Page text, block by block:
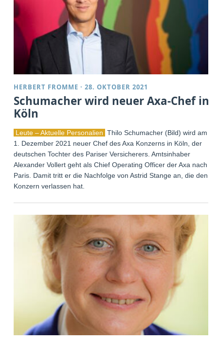
HERBERT FROMME ·28. OKTOBER 2021
Schumacher wird neuer Axa-Chef in
Köln
Leute – Aktuelle Personalien Thilo Schumacher (Bild) wird am
1. Dezember 2021 neuer Chef des Axa Konzerns in Köln, der
deutschen Tochter des Pariser Versicherers. Amtsinhaber
Alexander Vollert geht als Chief Operating Officer der Axa nach
Paris. Damit tritt er die Nachfolge von Astrid Stange an, die den
Konzern verlassen hat.